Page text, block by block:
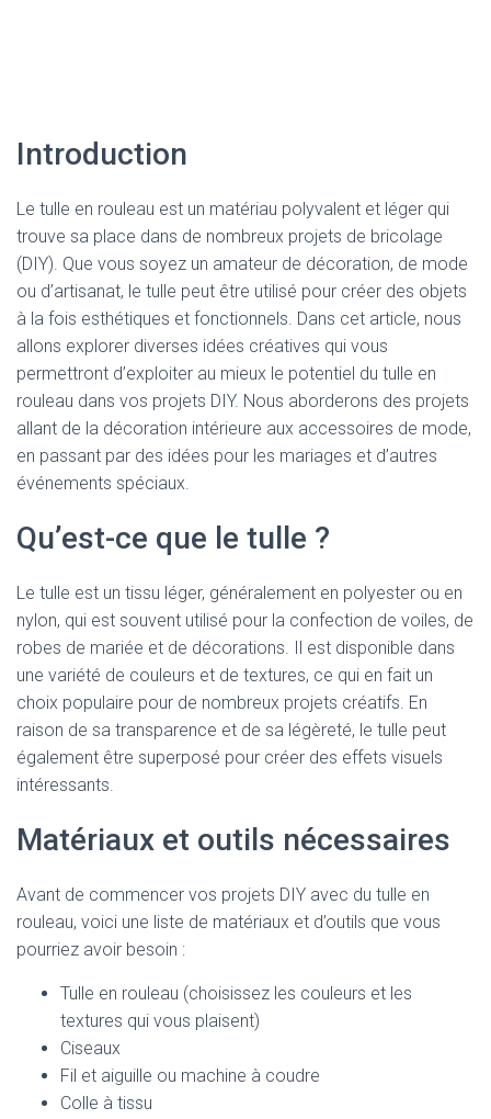
Introduction
Le tulle en rouleau est un matériau polyvalent et léger qui
trouve sa place dans de nombreux projets de bricolage
(DIY). Que vous soyez un amateur de décoration, de mode
ou d’artisanat, le tulle peut être utilisé pour créer des objets
à la fois esthétiques et fonctionnels. Dans cet article, nous
allons explorer diverses idées créatives qui vous
permettront d’exploiter au mieux le potentiel du tulle en
rouleau dans vos projets DIY. Nous aborderons des projets
allant de la décoration intérieure aux accessoires de mode,
en passant par des idées pour les mariages et d’autres
événements spéciaux.
Qu’est-ce que le tulle ?
Le tulle est un tissu léger, généralement en polyester ou en
nylon, qui est souvent utilisé pour la confection de voiles, de
robes de mariée et de décorations. Il est disponible dans
une variété de couleurs et de textures, ce qui en fait un
choix populaire pour de nombreux projets créatifs. En
raison de sa transparence et de sa légèreté, le tulle peut
également être superposé pour créer des effets visuels
intéressants.
Matériaux et outils nécessaires
Avant de commencer vos projets DIY avec du tulle en
rouleau, voici une liste de matériaux et d’outils que vous
pourriez avoir besoin :
Tulle en rouleau (choisissez les couleurs et les
textures qui vous plaisent)
Ciseaux
Fil et aiguille ou machine à coudre
Colle à tissu